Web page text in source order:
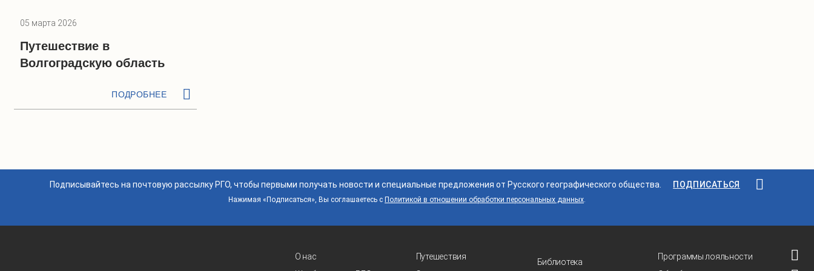
05 марта 2026
Путешествие в
Волгоградскую область
ПОДРОБНЕЕ
Подписывайтесь на почтовую рассылку РГО, чтобы первыми получать новости и специальные предложения от Русского географического общества. ПОДПИСАТЬСЯ
Нажимая «Подписаться», Вы соглашаетесь с Политикой в отношении обработки персональных данных.
О нас
Путешествия
Библиотека
Программы лояльности